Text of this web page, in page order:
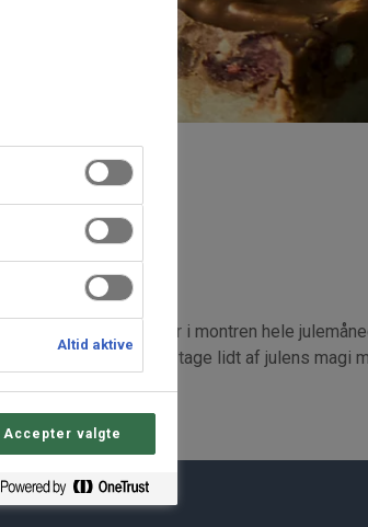
på disken eller i montren hele
og lad dine kunder tage lidt af julens magi
Altid aktive
Accepter valgte